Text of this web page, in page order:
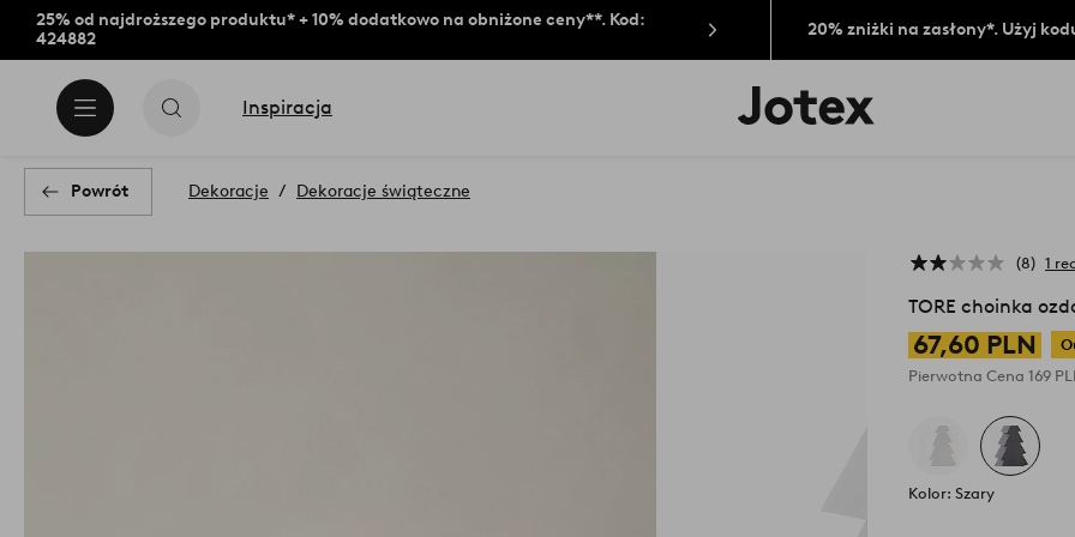
25% od najdroższego produktu* + 10% dodatkowo na obniżone ceny**. Kod:
424882
20% zniżki na zasłony*. Użyj
Inspiracja
Logo
Jotex
Powrót Dekoracje Dekoracje świąteczne
8 1
TORE choinka
67,60 PLN
Pierwotna Cena169
Kolor: Szary